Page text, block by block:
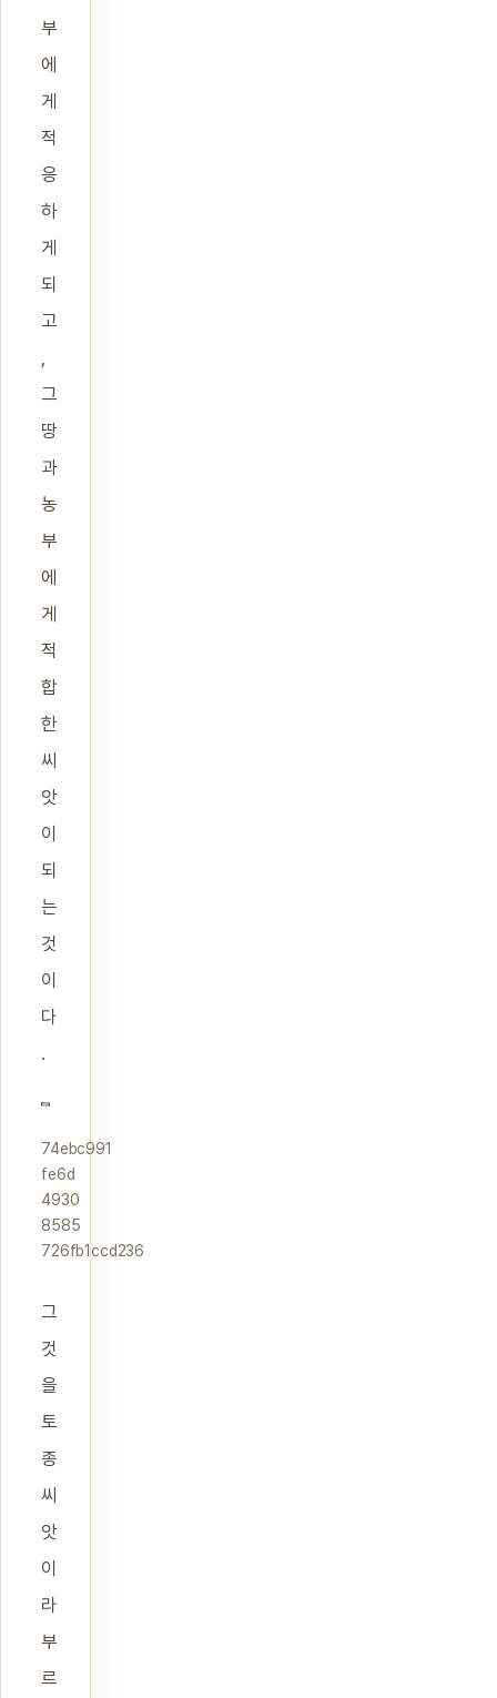
부
에
게
적
응
하
게
되
고
그
땅
과
농
부
에
게
적
합
한
씨
앗
이
되
는
것
이
다
.
74ebc991
fe6d
4930
8585
726fb1ccd236
그
것
을
토
종
씨
앗
이
라
부
르